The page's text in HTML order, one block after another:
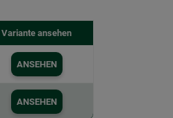
Variante ansehen
ANSEHEN
ANSEHEN